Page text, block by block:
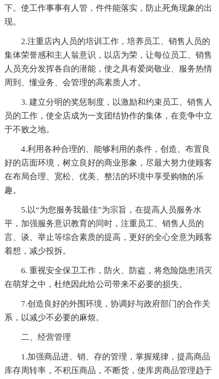
下。使工作事事有人管，件件能落实，防止死角现象的出
现。
2.注重店内人员的培训工作，培养员工、销售人员的
集体荣誉感和主人翁意识，以店为荣，让每位员工、销售
人员充分发挥各自的潜能，使之具有爱岗敬业、服务热情
周到、懂业务、会管理的高素质人才。
3. 建立分明的奖惩制度，以激励和约束员工、销售人
员的工作，使全店成为一支团结协作的集体，在竞争中立
于不败之地。
4.利用各种合理的、能够利用的条件，创造、布置良
好的店面环境，树立良好的商业形象，尽最大努力使顾客
在布局合理、宽松、优美、整洁的环境中享受购物的乐
趣。
5.以“为您服务我最佳”为宗旨，在提高人员服务水
平，加强服务意识教育的同时，注重员工、销售人员的
言、谈、举止等综合素质的提高，更好的全心全意为顾客
着想，减少投拆。
6. 重视安全保卫工作，防火、防盗，将危险隐患消灭
在萌芽之中，杜绝因此给公司带来不必要的损失。
7.创造良好的外围环境，协调好与政府部门的合作关
系，以减少不必要的麻烦。
二、经营管理
1.加强商品进、销、存的管理，掌握规律，提高商品
库存周转率，不积压商品，不断货，使库房商品管理趋于